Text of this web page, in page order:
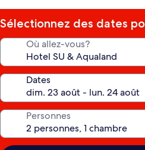
Sélectionnez des dates
Où allez-vous?
Dates
Personnes